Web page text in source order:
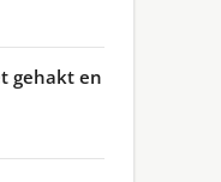
gehakt en